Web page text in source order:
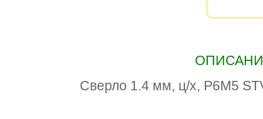
Сверло 1.4 мм, ц/х, Р6М5